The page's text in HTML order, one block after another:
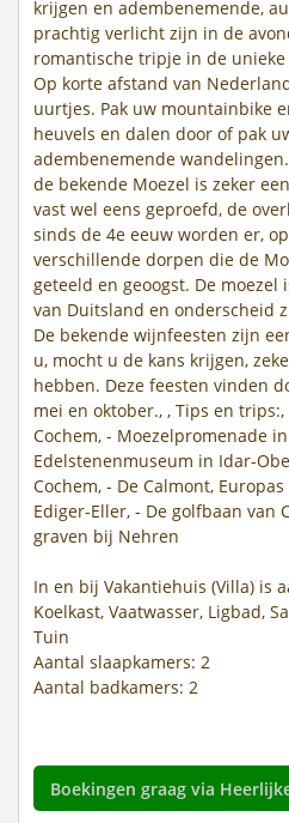
krijgen en adembenemende,
prachtig verlicht zijn in de
romantische tripje in de
Op korte afstand van
uurtjes. Pak uw mountainbike
heuvels en dalen door of pak
adembenemende
de bekende Moezel is zeker
vast wel eens geproefd, de
sinds de 4e eeuw worden er,
verschillende dorpen die de
geteeld en geoogst. De
van Duitsland en onderscheid
De bekende wijnfeesten zijn
u, mocht u de kans krijgen,
hebben. Deze feesten vinden
mei en oktober., , Tips en
Cochem, - Moezelpromenade
Edelstenenmuseum in Idar-
Cochem, - De Calmont,
Ediger-Eller, - De golfbaan van
graven bij Nehren
In en bij Vakantiehuis (Villa) is
Koelkast, Vaatwasser, Ligbad,
Tuin
Aantal slaapkamers: 2
Aantal badkamers: 2
Boekingen graag via